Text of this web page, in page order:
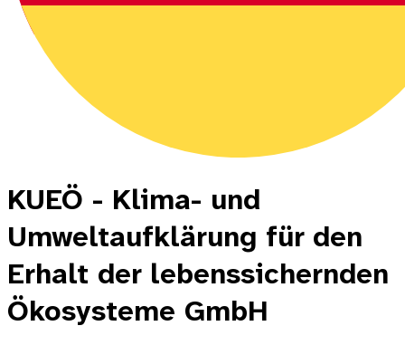
KUEÖ - Klima- und
Umweltaufklärung für den
Erhalt der lebenssichernden
Ökosysteme GmbH